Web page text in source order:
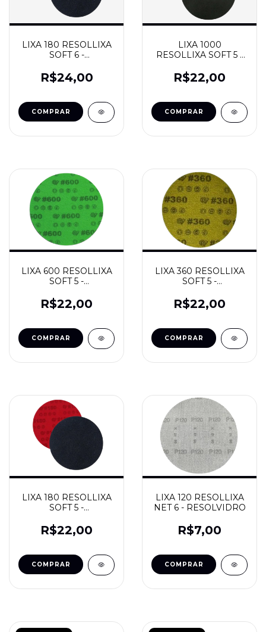
LIXA 180 RESOLLIXA
SOFT 6 -
R$24,00
LIXA 1000
RESOLLIXA SOFT 5 -
R$22,00
LIXA 600 RESOLLIXA
SOFT 5 -
R$22,00
LIXA 360 RESOLLIXA
SOFT 5 -
R$22,00
LIXA 180 RESOLLIXA
SOFT 5 -
R$22,00
LIXA 120 RESOLLIXA
NET 6 - RESOLVIDRO
R$7,00